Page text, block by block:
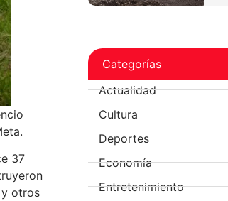
37
y otros
Categorías
Actualidad
Cultura
Deportes
Economía
Entretenimiento